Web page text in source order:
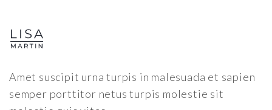
Amet suscipit urna turpis in malesuada et sapien
semper porttitor netus turpis molestie sit